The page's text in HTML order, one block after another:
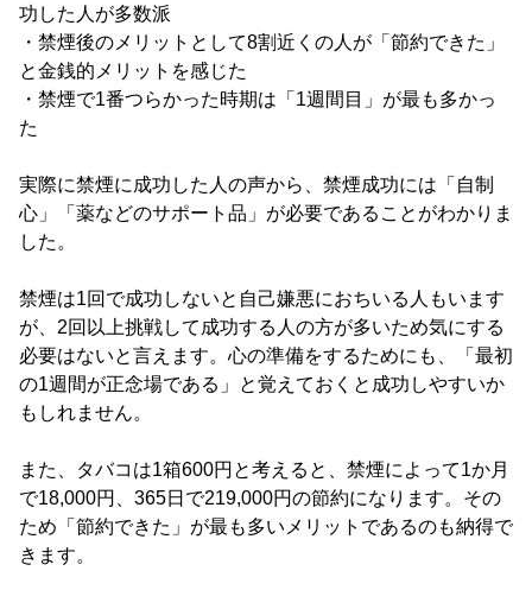
功した人が多数派
・禁煙後のメリットとして8割近くの人が「節約できた」
と金銭的メリットを感じた
・禁煙で1番つらかった時期は「1週間目」が最も多かっ
た
実際に禁煙に成功した人の声から、禁煙成功には「自制
心」「薬などのサポート品」が必要であることがわかりま
した。
禁煙は1回で成功しないと自己嫌悪におちいる人もいます
が、2回以上挑戦して成功する人の方が多いため気にする
必要はないと言えます。心の準備をするためにも、「最初
の1週間が正念場である」と覚えておくと成功しやすいか
もしれません。
また、タバコは1箱600円と考えると、禁煙によって1か月
で18,000円、365日で219,000円の節約になります。その
ため「節約できた」が最も多いメリットであるのも納得で
きます。